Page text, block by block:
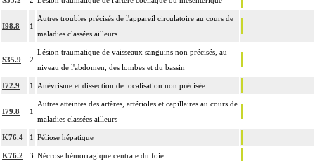
Les actes sur le thorax, par thoracotomie incluent l'évacuation de collection
intrathoracique associée, la pose de drain pleural et/ou péricardique.
inerte ou pulsée, et son ablation.
Facturation : les suppléments de numérisation ou la radioscopie de longue
durée sous ampli de brillance (chapitre 19) ne peuvent pas être facturés avec les
actes diagnostiques ou thérapeutiques de radiologie vasculaire
I98.8 1
Autres troubles précisés de l'appareil circulatoire au cours de
maladies classées ailleurs
S35.9 2
Lésion traumatique de vaisseaux sanguins non précisés, au
niveau de l'abdomen, des lombes et du bassin
I72.9 1 Anévrisme et dissection de localisation non précisée
I79.8 1
Autres atteintes des artères, artérioles et capillaires au cours de
maladies classées ailleurs
K76.4 1 Péliose hépatique
K76.2 3 Nécrose hémorragique centrale du foie